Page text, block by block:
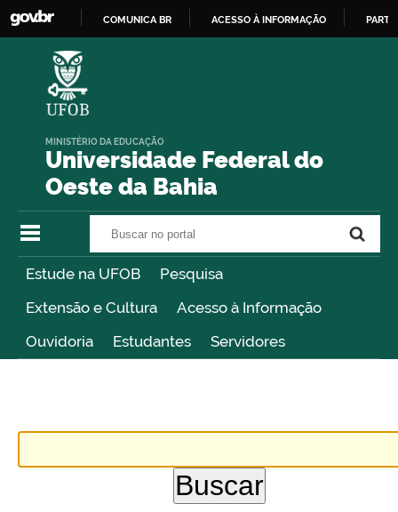
COMUNICA BR ACESSO À INFORMAÇÃO
Universidade Federal do
Oeste da Bahia
MINISTÉRIO DA EDUCAÇÃO
Estude na UFOB
Pesquisa
Extensão e Cultura
Acesso à Informação
Ouvidoria
Estudantes Servidores